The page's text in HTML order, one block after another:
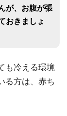
が、お腹が張
おきましょ
も冷える環境
る方は、赤ち